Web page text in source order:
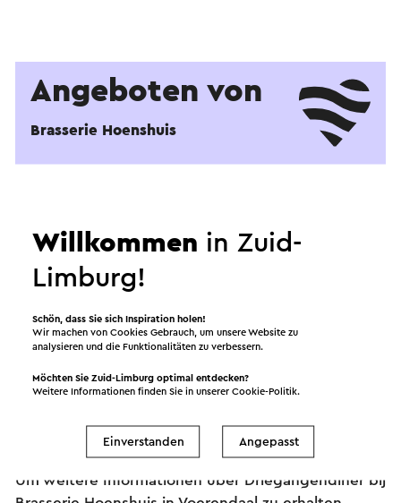
Angeboten von
Brasserie Hoenshuis
Information und Buchung
Stellen Sie Ihre Frage an Brasserie Hoenshuis
Um weitere Informationen über Driegangendiner bij
Willkommen in Zuid-
Limburg!
Schön, dass Sie sich Inspiration holen!
Wir machen von Cookies Gebrauch, um unsere Website zu
analysieren und die Funktionalitäten zu verbessern.
Möchten Sie Zuid-Limburg optimal entdecken?
Weitere Informationen finden Sie in unsererCookie-Politik.
Einverstanden Angepasst